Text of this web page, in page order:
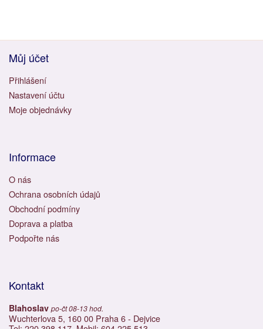
Můj účet
Přihlášení
Nastavení účtu
Moje objednávky
Informace
O nás
Ochrana osobních údajů
Obchodní podmíny
Doprava a platba
Podpořte nás
Kontakt
Blahoslav po-čt 08-13 hod.
Wuchterlova 5, 160 00 Praha 6 - Dejvice